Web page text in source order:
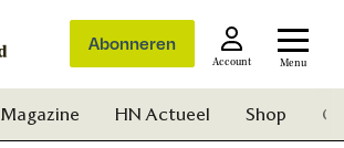
Abonneren
Account Menu
Magazine HN Actueel Shop